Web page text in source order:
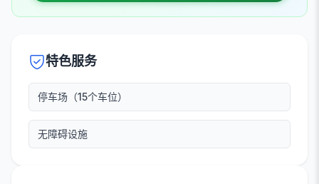
特色服务
停车场（15个车位）
无障碍设施